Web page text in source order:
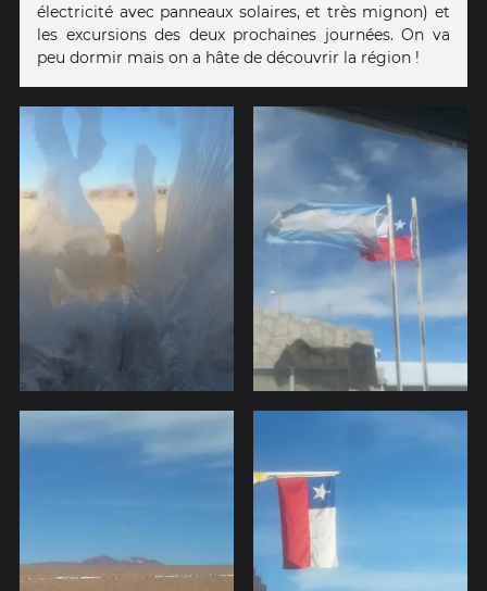
électricité avec panneaux solaires, et très mignon) et
les excursions des deux prochaines journées. On va
peu dormir mais on a hâte de découvrir la région !